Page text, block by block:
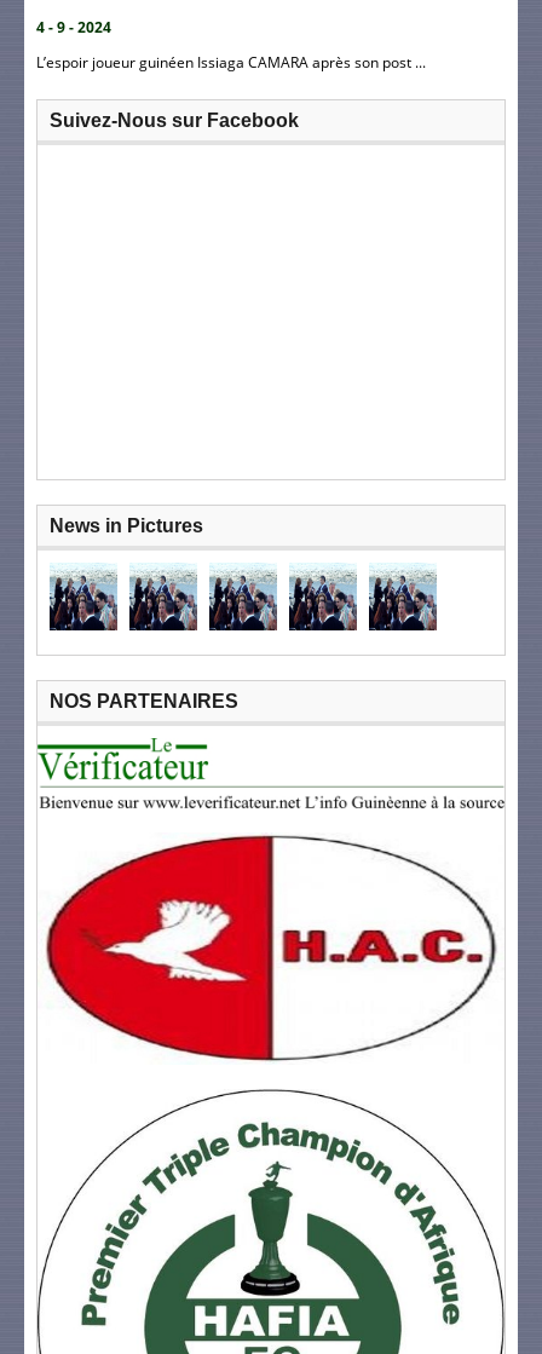
4 - 9 - 2024
L’espoir joueur guinéen Issiaga CAMARA après son post ...
Suivez-Nous sur Facebook
News in Pictures
NOS PARTENAIRES